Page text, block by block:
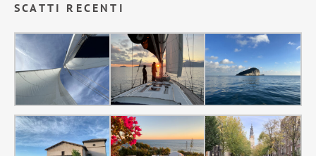
SCATTI RECENTI